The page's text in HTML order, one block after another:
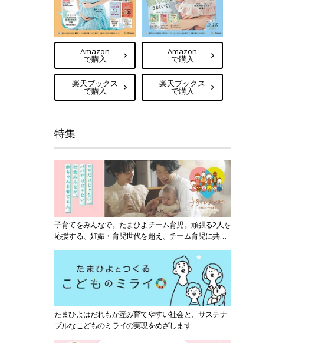
Amazon
で購入
楽天ブックス
で購入
Amazon
で購入
楽天ブックス
で購入
特集
子育てをみんなで。たまひよチーム育児。頑張る2人を
応援する、妊娠・育児世代を超え、チーム育児に共感
たまひよはだれもが産み育てやすい社会と、サステナ
ブルなこどものミライの実現をめざします